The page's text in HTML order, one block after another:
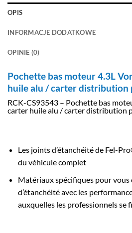
OPIS
INFORMACJE DODATKOWE
OPINIE (0)
Pochette bas moteur 4.3L
huile alu / carter distribution
RCK-CS93543 – Pochette bas
carter huile alu / carter distribution
Les joints d’étanchéité de Fel-
du véhicule complet
Matériaux spécifiques pour
d’étanchéité avec les
auxquelles les professionnels se